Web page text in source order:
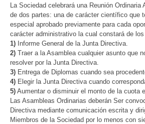
La Sociedad celebrará una Reunión
de dos partes: una de carácter científico que
especial aprobado previamente para cada
carácter administrativo la cual constará de
1) Informe General de la Junta Directiva.
2) Traer a la Asamblea cualquier asunto que
resolver por la Junta Directiva.
3) Entrega de Diplomas cuando sea
4) Elegir la Junta Directiva cuando
5) Aumentar o disminuir el monto de la cuota
Las Asambleas Ordinarias deberán Ser
Directiva mediante comunicación escrita y
Miembros de la Sociedad por lo menos con